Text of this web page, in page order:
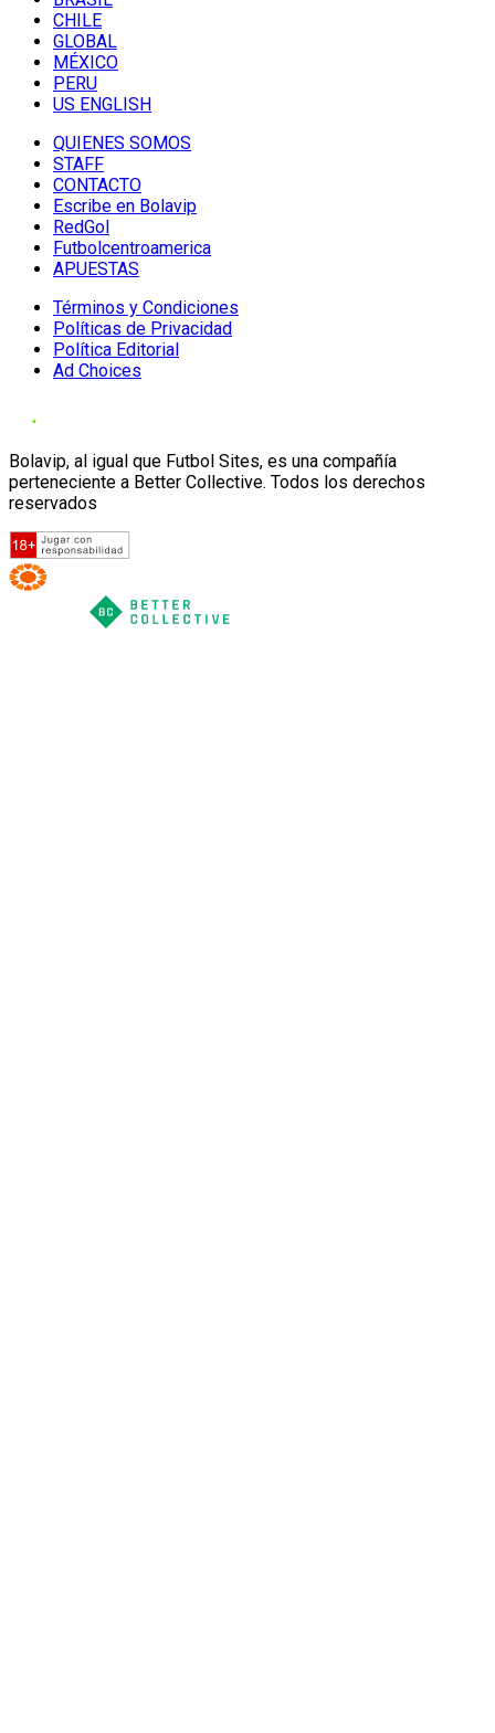
CHILE
GLOBAL
MÉXICO
PERU
US ENGLISH
QUIENES SOMOS
STAFF
CONTACTO
Escribe en Bolavip
RedGol
Futbolcentroamerica
APUESTAS
Términos y Condiciones
Políticas de Privacidad
Política Editorial
Ad Choices
Bolavip, al igual que Futbol Sites, es una compañía
perteneciente a Better Collective. Todos los derechos
reservados